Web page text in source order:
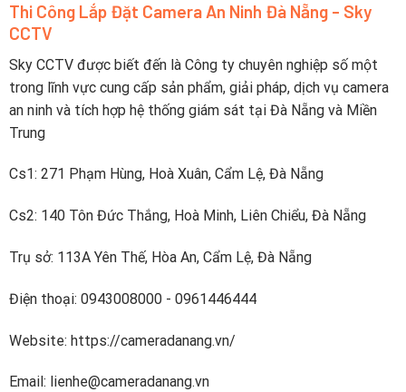
Thi Công Lắp Đặt Camera An Ninh Đà Nẵng - Sky
CCTV
Sky CCTV được biết đến là Công ty chuyên nghiệp số một
trong lĩnh vực cung cấp sản phẩm, giải pháp, dịch vụ camera
an ninh và tích hợp hệ thống giám sát tại Đà Nẵng và Miền
Trung
Cs1: 271 Phạm Hùng, Hoà Xuân, Cẩm Lệ, Đà Nẵng
Cs2: 140 Tôn Đức Thắng, Hoà Minh, Liên Chiểu, Đà Nẵng
Trụ sở: 113A Yên Thế, Hòa An, Cẩm Lệ, Đà Nẵng
Điện thoại: 0943008000 - 0961446444
Website: https://cameradanang.vn/
Email: lienhe@cameradanang.vn